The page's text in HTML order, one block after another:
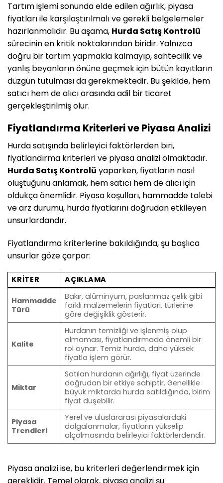
Tartım işlemi sonunda elde edilen ağırlık, piyasa
fiyatları ile karşılaştırılmalı ve gerekli belgelemeler
hazırlanmalıdır. Bu aşama, Hurda Satış Kontrolü
sürecinin en kritik noktalarından biridir. Yalnızca
doğru bir tartım yapmakla kalmayıp, sahtecilik ve
yanlış beyanların önüne geçmek için bütün kayıtların
düzgün tutulması da gerekmektedir. Bu şekilde, hem
satıcı hem de alıcı arasında adil bir ticaret
gerçekleştirilmiş olur.
Fiyatlandırma Kriterleri ve Piyasa Analizi
Hurda satışında belirleyici faktörlerden biri,
fiyatlandırma kriterleri ve piyasa analizi olmaktadır.
Hurda Satış Kontrolü yaparken, fiyatların nasıl
oluştuğunu anlamak, hem satıcı hem de alıcı için
oldukça önemlidir. Piyasa koşulları, hammadde talebi
ve arz durumu, hurda fiyatlarını doğrudan etkileyen
unsurlardandır.
Fiyatlandırma kriterlerine bakıldığında, şu başlıca
unsurlar göze çarpar:
KRITER AÇIKLAMA
Hammadde
Türü
Bakır, alüminyum, paslanmaz çelik gibi
farklı malzemelerin fiyatları, türlerine
göre değişiklik gösterir.
Kalite
Hurdanın temizliği ve işlenmiş olup
olmaması, fiyatlandırmada önemli bir
rol oynar. Temiz hurda, daha yüksek
fiyatla işlem görür.
Miktar
Satılan hurdanın ağırlığı, fiyat üzerinde
doğrudan bir etkiye sahiptir. Genellikle
büyük miktarda hurda satıldığında, birim
fiyat düşebilir.
Piyasa
Trendleri
Yerel ve uluslararası piyasalardaki
dalgalanmalar, fiyatların yükselip
alçalmasında belirleyici faktörlerdendir.
Piyasa analizi ise, bu kriterleri değerlendirmek için